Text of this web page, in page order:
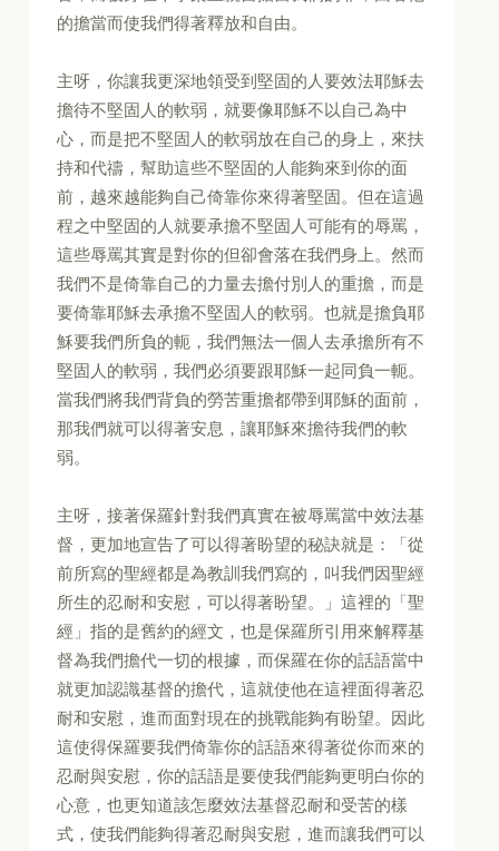
的擔當而使我們得著釋放和自由。
主呀，你讓我更深地領受到堅固的人要效法耶穌去
擔待不堅固人的軟弱，就要像耶穌不以自己為中
心，而是把不堅固人的軟弱放在自己的身上，來扶
持和代禱，幫助這些不堅固的人能夠來到你的面
前，越來越能夠自己倚靠你來得著堅固。但在這過
程之中堅固的人就要承擔不堅固人可能有的辱罵，
這些辱罵其實是對你的但卻會落在我們身上。然而
我們不是倚靠自己的力量去擔付別人的重擔，而是
要倚靠耶穌去承擔不堅固人的軟弱。也就是擔負耶
穌要我們所負的軛，我們無法一個人去承擔所有不
堅固人的軟弱，我們必須要跟耶穌一起同負一軛。
當我們將我們背負的勞苦重擔都帶到耶穌的面前，
那我們就可以得著安息，讓耶穌來擔待我們的軟
弱。
主呀，接著保羅針對我們真實在被辱罵當中效法基
督，更加地宣告了可以得著盼望的秘訣就是：「從
前所寫的聖經都是為教訓我們寫的，叫我們因聖經
所生的忍耐和安慰，可以得著盼望。」這裡的「聖
經」指的是舊約的經文，也是保羅所引用來解釋基
督為我們擔代一切的根據，而保羅在你的話語當中
就更加認識基督的擔代，這就使他在這裡面得著忍
耐和安慰，進而面對現在的挑戰能夠有盼望。因此
這使得保羅要我們倚靠你的話語來得著從你而來的
忍耐與安慰，你的話語是要使我們能夠更明白你的
心意，也更知道該怎麼效法基督忍耐和受苦的樣
式，使我們能夠得著忍耐與安慰，進而讓我們可以